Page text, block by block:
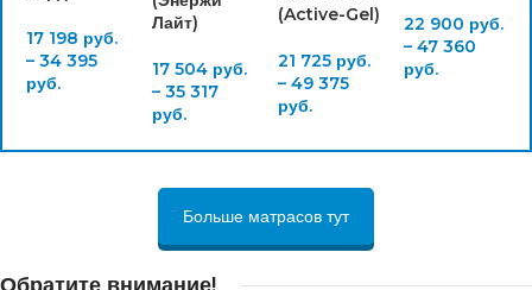
17 198 руб.
– 34 395
руб.
Лайт)
17 504 руб.
– 35 317
руб.
(Active-Gel)
21 725 руб.
– 49 375
руб.
22 900 руб.
– 47 360
руб.
Больше матрасов тут